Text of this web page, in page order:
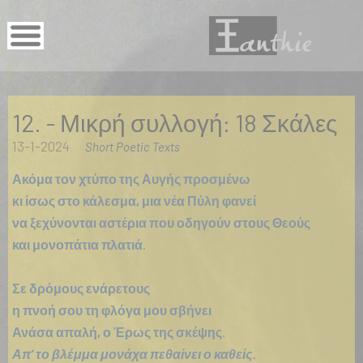
12. - Μικρή συλλογή: 18 Σκάλες
13-1-2024 Short Poetic Texts
Ακόμα τον χτύπο της Αυγής προσμένω
κι ίσως στο κάλεσμα, μια νέα Πύλη φανεί
να ξεχύνονται αστέρια που οδηγούν στους Θεούς
και μονοπάτια πλατιά.
Σε δρόμους ενάρετους
η πνοή σου τη φλόγα μου σβήνει
Ανάσα απαλή, ο Έρως της σκέψης.
Απ’ το βλέμμα μονάχα πεθαίνει ο καθείς.